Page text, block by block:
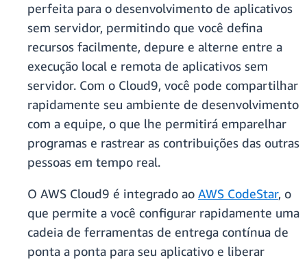
perfeita para o desenvolvimento de aplicativos
sem servidor, permitindo que você defina
recursos facilmente, depure e alterne entre a
execução local e remota de aplicativos sem
servidor. Com o Cloud9, você pode compartilhar
rapidamente seu ambiente de desenvolvimento
com a equipe, o que lhe permitirá emparelhar
programas e rastrear as contribuições das outras
pessoas em tempo real.
O AWS Cloud9 é integrado ao AWS CodeStar, o
que permite a você configurar rapidamente uma
cadeia de ferramentas de entrega contínua de
ponta a ponta para seu aplicativo e liberar